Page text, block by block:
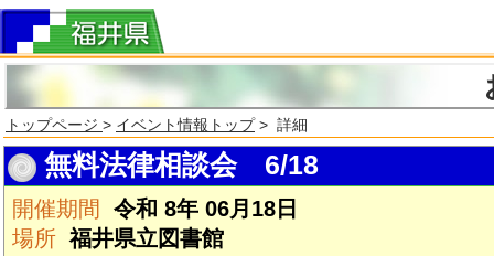
トップページ > イベント情報トップ> 詳細
無料法律相談会 6/18
開催期間
令和 8年 06月18日
場所 福井県立図書館